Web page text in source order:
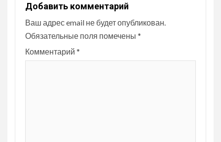
Добавить комментарий
Ваш адрес email не будет опубликован.
Обязательные поля помечены *
Комментарий *